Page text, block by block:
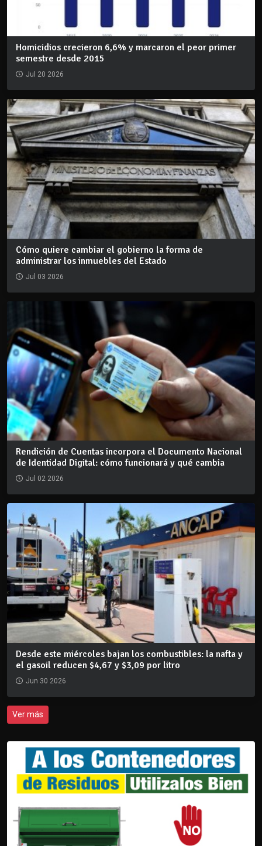
Homicidios crecieron 6,6% y marcaron el peor primer
semestre desde 2015
Jul 20 2026
Cómo quiere cambiar el gobierno la forma de
administrar los inmuebles del Estado
Jul 03 2026
Rendición de Cuentas incorpora el Documento Nacional
de Identidad Digital: cómo funcionará y qué cambia
Jul 02 2026
Desde este miércoles bajan los combustibles: la nafta y
el gasoil reducen $4,67 y $3,09 por litro
Jun 30 2026
Ver más